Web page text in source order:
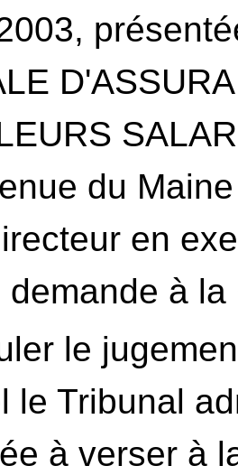
du
en
demande à la
le
le Tribunal
à verser à